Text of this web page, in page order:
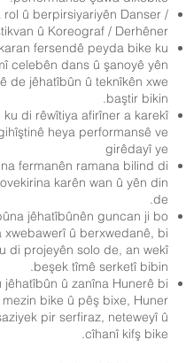
rol û berpirsiyariyên Danser /
û Koreograf / Derhêner
fersendê peyda bike ku
celebên dans û şanoyê yên
de jêhatîbûn û teknîkên xwe
baştir bikin.
ku di rêwîtiya afirîner a karekî
heya performansê ve
girêdayî ye
fermanên ramana bilind di
karên wan û yên din
de.
jêhatîbûnên guncan ji bo
xwebawerî û berxwedanê, bi
di projeyên solo de, an wekî
beşek tîmê serketî bibin.
jêhatîbûn û zanîna Hunerê bi
bike û pêş bixe, Huner
pir serfiraz, neteweyî û
cîhanî kifş bike.